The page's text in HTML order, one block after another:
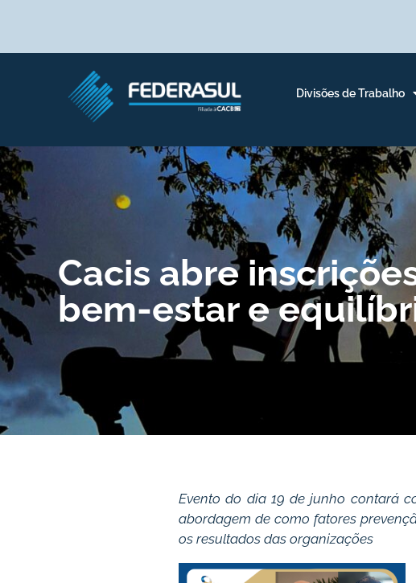
Divisões de Trabalho
Cacis abre
bem-estar e
Evento do dia 19 de junho contará
abordagem de como fatores
os resultados das organizações